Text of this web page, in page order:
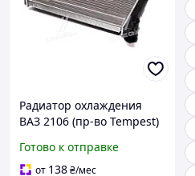
Радиатор охлаждения
ВАЗ 2106 (пр-во Tempest)
Готово к отправке
от 138₴/мес